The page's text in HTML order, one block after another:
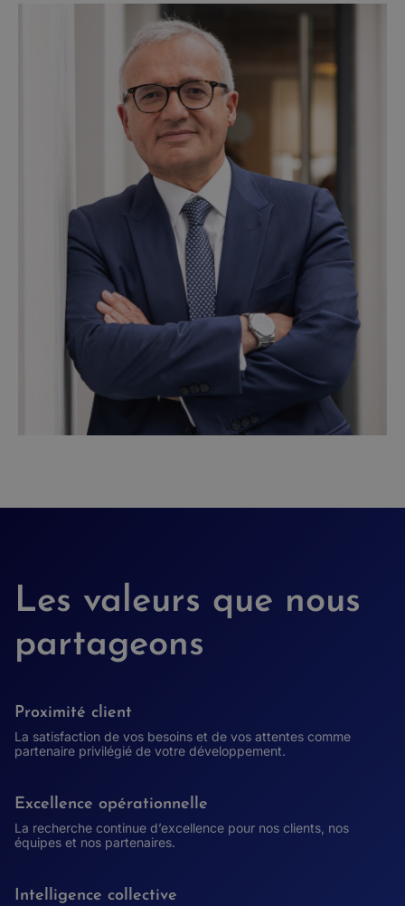
Les valeurs que nous
partageons
Proximité client
La satisfaction de vos besoins et de vos attentes comme
partenaire privilégié de votre développement.
Excellence opérationnelle
La recherche continue d’excellence pour nos clients, nos
équipes et nos partenaires.
Intelligence collective